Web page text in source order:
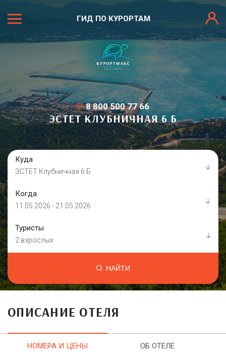
ГИД ПО КУРОРТАМ
8 800 500 77 66
ЭСТЕТ КЛУБНИЧНАЯ 6 Б
Куда
ЭСТЕТ Клубничная 6 Б
Когда
11.05.2026 - 21.05.2026
Туристы
2 взрослых
НАЙТИ
ОПИСАНИЕ ОТЕЛЯ
НОМЕРА И ЦЕНЫ ОБ ОТЕЛЕ